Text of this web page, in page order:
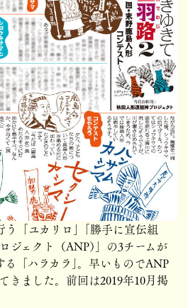
「ユカリロ」「勝手に宣伝組
ジェクト（ANP）」の3チームが
「ハラカラ」。早いものでANP
きました。前回は2019年10月掲